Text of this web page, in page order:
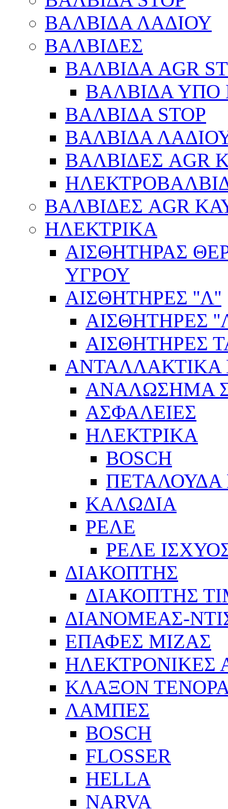
ΒΑΛΒΙΔΑ ΛΑΔΙΟΥ
ΒΑΛΒΙΔΕΣ
ΒΑΛΒΙΔΑ AGR
ΒΑΛΒΙΔΑ ΥΠΟ
ΒΑΛΒΙΔΑ STOP
ΒΑΛΒΙΔΑ
ΒΑΛΒΙΔΕΣ AGR
ΒΑΛΒΙΔΕΣ AGR
ΗΛΕΚΤΡΙΚΑ
ΑΙΣΘΗΤΗΡΑΣ
ΥΓΡΟΥ
ΑΙΣΘΗΤΗΡΕΣ ''Λ''
ΑΙΣΘΗΤΗΡEΣ
ΑΙΣΘΗΤΗΡEΣ
ΑΝΤΑΛΛΑΚΤΙΚΑ
ΑΝΑΛΩΣΗΜΑ
ΑΣΦΑΛΕΙΕΣ
ΗΛΕΚΤΡΙΚΑ
BOSCH
ΠΕΤΑΛΟΥΔΑ
ΚΑΛΩΔΙΑ
ΡΕΛΕ
ΡΕΛΕ
ΔΙΑΚΟΠΤΗΣ
ΔΙΑΚΟΠΤΗΣ
ΔΙΑΝΟΜΕΑΣ-
ΕΠΑΦΕΣ ΜΙΖΑΣ
ΗΛΕΚΤΡΟΝΙΚΕΣ
ΚΛΑΞΟΝ
ΛΑΜΠΕΣ
BOSCH
FLOSSER
HELLA
NARVA